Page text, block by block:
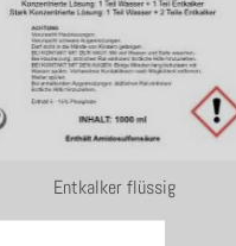
Entkalker flüssig